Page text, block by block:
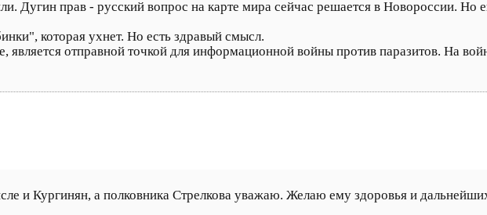
Дугин прав - русский вопрос на карте мира сейчас решается в Новороссии. Но
которая ухнет. Но есть здравый смысл.
отправной точкой для информационной войны против паразитов. На
и Кургинян, а полковника Стрелкова уважаю. Желаю ему здоровья и